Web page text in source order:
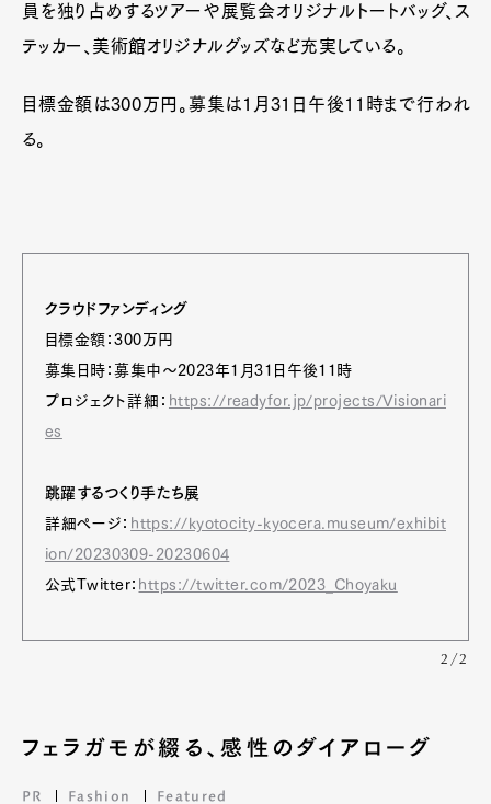
員を独り占めするツアーや展覧会オリジナルトートバッグ、ス
テッカー、美術館オリジナルグッズなど充実している。
目標金額は300万円。募集は1月31日午後11時まで行われ
る。
クラウドファンディング
目標金額：300万円
募集日時：募集中〜2023年1月31日午後11時
プロジェクト詳細： https://readyfor.jp/projects/Visionari
es
跳躍するつくり手たち展
詳細ページ： https://kyotocity-kyocera.museum/exhibit
ion/20230309-20230604
公式Twitter： https://twitter.com/2023_Choyaku
2/2
フェラガモが綴る、感性のダイアローグ
PR Fashion Featured